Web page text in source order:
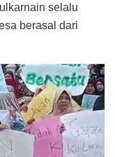
selalu
berasal dari